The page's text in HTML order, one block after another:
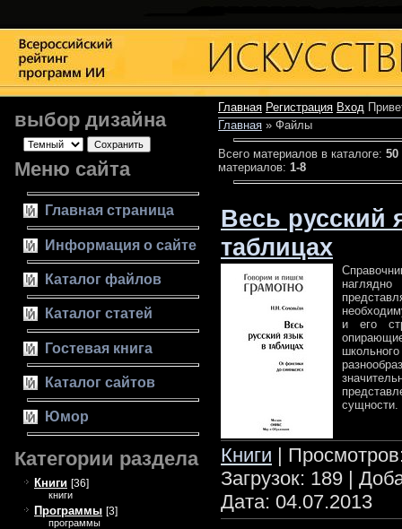
выбор дизайна
Меню сайта
Главная страница
Информация о сайте
Каталог файлов
Каталог статей
Гостевая книга
Каталог сайтов
Юмор
Категории раздела
Книги [36]
книги
Программы [3]
программы
Главная Регистрация Вход
Главная » Файлы
Всего материалов в каталоге: 50
материалов: 1-8
Весь русский
таблицах
и его
сущности.
Книги |
Загрузок: 189 |
Дата: 04.07.2013